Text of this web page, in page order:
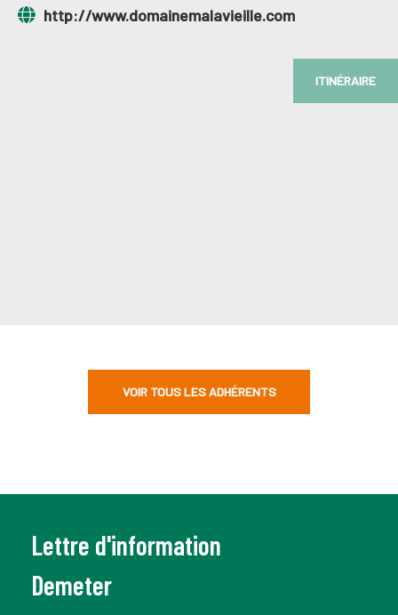
http://www.domainemalavieille.com
ITINÉRAIRE
VOIR TOUS LES ADHÉRENTS
Lettre d'information
Demeter